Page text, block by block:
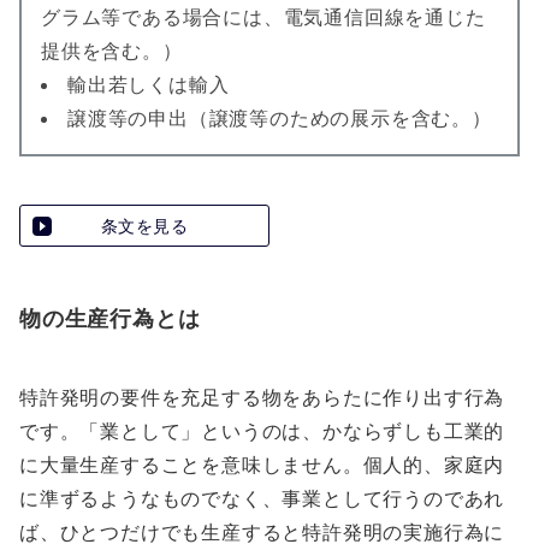
グラム等である場合には、電気通信回線を通じた
提供を含む。）
輸出若しくは輸入
譲渡等の申出（譲渡等のための展示を含む。）
条文を見る
物の生産行為とは
特許発明の要件を充足する物をあらたに作り出す行為
です。「業として」というのは、かならずしも工業的
に大量生産することを意味しません。個人的、家庭内
に準ずるようなものでなく、事業として行うのであれ
ば、ひとつだけでも生産すると特許発明の実施行為に